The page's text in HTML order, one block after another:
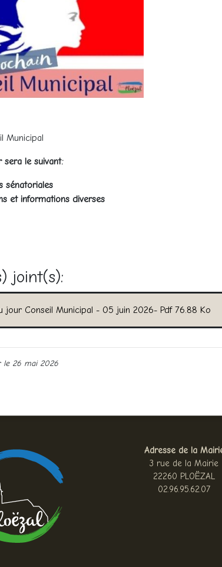
Municipal
sera le suivant:
sénatoriales
et informations diverses
joint(s):
jour Conseil Municipal - 05 juin 2026- Pdf 76.88 Ko
le 26 mai 2026
Adresse de la
3 rue de la Mairie
22260 PLOËZAL
02.96.95.62.07